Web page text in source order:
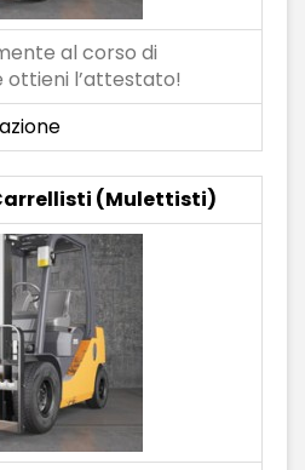
al corso di
ottieni l’attestato!
(Mulettisti)